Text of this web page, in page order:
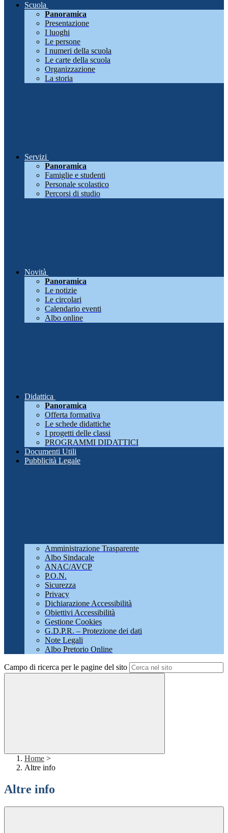
Scuola
Panoramica
Presentazione
I luoghi
Le persone
I numeri della scuola
Le carte della scuola
Organizzazione
La storia
Servizi
Panoramica
Famiglie e studenti
Personale scolastico
Percorsi di studio
Novità
Panoramica
Le notizie
Le circolari
Calendario eventi
Albo online
Didattica
Panoramica
Offerta formativa
Le schede didattiche
I progetti delle classi
PROGRAMMI DIDATTICI
Documenti Utili
Pubblicità Legale
Amministrazione Trasparente
Albo Sindacale
ANAC/AVCP
P.O.N.
Sicurezza
Privacy
Dichiarazione Accessibilità
Obiettivi Accessibilità
Gestione Cookies
G.D.P.R. – Protezione dei dati
Note Legali
Albo Pretorio Online
Campo di ricerca per le pagine del sito
Home >
Altre info
Altre info